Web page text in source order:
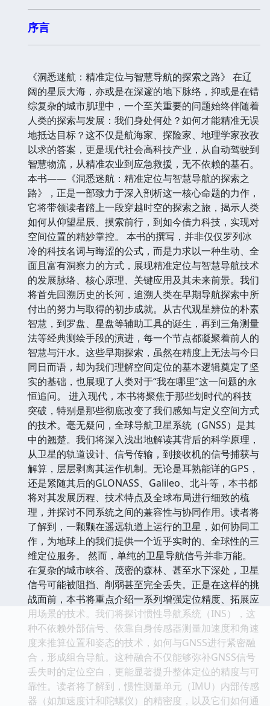
序言
《洞悉迷航：精准定位与智慧导航的探索之路》 在辽
阔的星辰大海，亦或是在深邃的地下脉络，抑或是在错
综复杂的城市肌理中，一个至关重要的问题始终伴随着
人类的探索与发展：我们身处何处？如何才能精准无误
地抵达目标？这不仅是航海家、探险家、地理学家孜孜
以求的答案，更是现代社会高科技产业，从自动驾驶到
智慧物流，从精准农业到应急救援，无不依赖的基石。
本书——《洞悉迷航：精准定位与智慧导航的探索之
路》，正是一部致力于深入剖析这一核心命题的力作，
它将带领读者踏上一段穿越时空的探索之旅，揭示人类
如何从仰望星辰、摸索前行，到如今借力科技，实现对
空间位置的精妙掌控。 本书的撰写，并非仅仅罗列冰
冷的科技名词与晦涩的公式，而是力求以一种生动、全
面且富有洞察力的方式，展现精准定位与智慧导航技术
的发展脉络、核心原理、关键应用及其未来前景。我们
将首先回溯历史的长河，追溯人类在早期导航探索中所
付出的努力与取得的初步成就。从古代观星辨位的朴素
智慧，到罗盘、星盘等辅助工具的诞生，再到三角测量
法等经典测绘手段的演进，每一个节点都凝聚着前人的
智慧与汗水。这些早期探索，虽然在精度上无法与今日
同日而语，却为我们理解空间定位的基本逻辑奠定了坚
实的基础，也展现了人类对于“我在哪里”这一问题的永
恒追问。 进入现代，本书将聚焦于那些划时代的科技
突破，特别是那些彻底改变了我们感知与定义空间方式
的技术。毫无疑问，全球导航卫星系统（GNSS）是其
中的翘楚。我们将深入浅出地解读其背后的科学原理，
从卫星的轨道设计、信号传输，到接收机的信号捕获与
解算，层层剥离其运作机制。无论是耳熟能详的GPS，
还是紧随其后的GLONASS、Galileo、北斗等，本书都
将对其发展历程、技术特点及全球布局进行细致的梳
理，并探讨不同系统之间的兼容性与协同作用。读者将
了解到，一颗颗在遥远轨道上运行的卫星，如何协同工
作，为地球上的我们提供一个近乎实时的、全球性的三
维定位服务。 然而，单纯的卫星导航信号并非万能。
在复杂的城市峡谷、茂密的森林、甚至水下深处，卫星
信号可能被阻挡、削弱甚至完全丢失。正是在这样的挑
战面前，本书将重点介绍一系列增强定位精度、拓展应
用场景的技术。我们将探讨惯性导航系统（INS），这
种不依赖外部信号、依靠自身传感器测量加速度和角速
度来推算位置和姿态的技术，如何与GNSS进行紧密融
合，形成组合导航。这种融合不仅能够弥补GNSS信号
丢失时的定位空白，更能显著提升整体定位的精度与可
靠性。读者将了解到，惯性测量单元（IMU）内部传感
器（如加速度计和陀螺仪）的精密度，以及它们如何通